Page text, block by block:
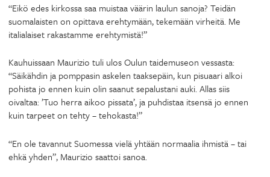
“Eikö edes kirkossa saa muistaa väärin laulun sanoja? Teidän
suomalaisten on opittava erehtymään, tekemään virheitä. Me
italialaiset rakastamme erehtymistä!”
Kauhuissaan Maurizio tuli ulos Oulun taidemuseon vessasta:
“Säikähdin ja pomppasin askelen taaksepäin, kun pisuaari alkoi
pohista jo ennen kuin olin saanut sepalustani auki. Allas siis
oivaltaa: ’Tuo herra aikoo pissata’, ja puhdistaa itsensä jo ennen
kuin tarpeet on tehty – tehokasta!”
“En ole tavannut Suomessa vielä yhtään normaalia ihmistä – tai
ehkä yhden”, Maurizio saattoi sanoa.